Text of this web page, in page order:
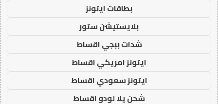
بطاقات ايتونز
بلايستيشن ستور
شدات ببجي اقساط
ايتونز امريكي اقساط
ايتونز سعودي اقساط
شحن يلا لودو اقساط